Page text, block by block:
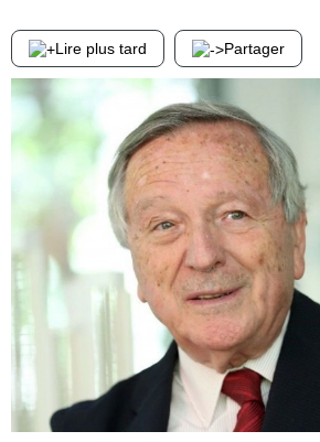
Lire plus tard Partager